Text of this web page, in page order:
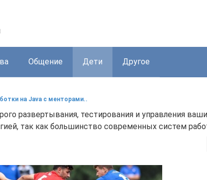
Общение Дети Другое
на Java с менторами..
развертывания, тестирования и управления
так как большинство современных систем